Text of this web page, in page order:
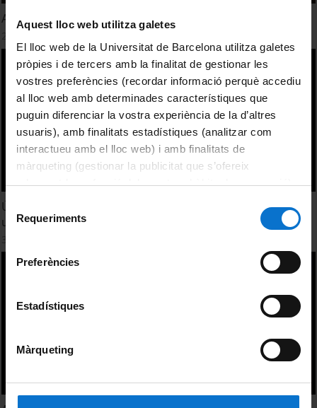
Aquest lloc web utilitza galetes
El lloc web de la Universitat de Barcelona utilitza galetes
pròpies i de tercers amb la finalitat de gestionar les
vostres preferències (recordar informació perquè accediu
al lloc web amb determinades característiques que
puguin diferenciar la vostra experiència de la d’altres
usuaris), amb finalitats estadístiques (analitzar com
interactueu amb el lloc web) i amb finalitats de
màrqueting (gestionar la publicitat que s’ofereix
adequant-la en funció dels vostres hàbits de navegació).
consultar laPolítica de galetes del lloc web de la
Selecció
Requeriments
Preferències
Estadístiques
Màrqueting
Alícies Simètriques - Dr. Miquel Àngel Cuevas-Diarte
Última lliçó magistral de Miquel Àngel Cuevas. «Simetria:
un passeig interdisciplinari»